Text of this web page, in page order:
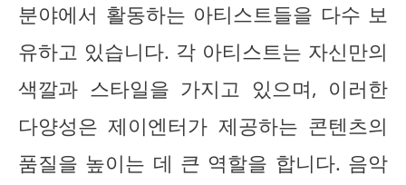
분야에서 활동하는 아티스트들을 다수 보
유하고 있습니다. 각 아티스트는 자신만의
색깔과 스타일을 가지고 있으며, 이러한
다양성은 제이엔터가 제공하는 콘텐츠의
품질을 높이는 데 큰 역할을 합니다. 음악